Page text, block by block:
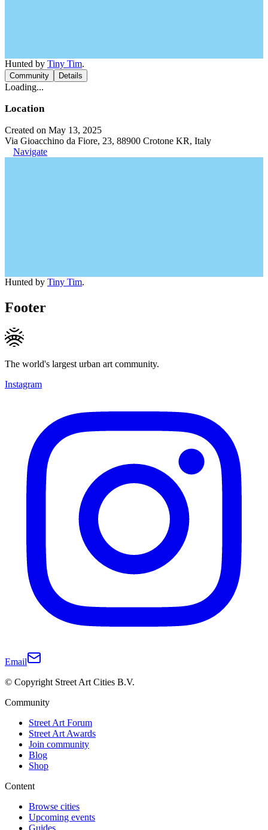
Hunted by Tiny Tim.
Community Details
Loading...
Location
Created on May 13, 2025
Via Gioacchino da Fiore, 23, 88900 Crotone KR, Italy
Navigate
Hunted by Tiny Tim.
Footer
The world's largest urban art community.
Instagram
Email
© Copyright Street Art Cities B.V.
Community
Street Art Forum
Street Art Awards
Join community
Blog
Shop
Content
Browse cities
Upcoming events
Guides